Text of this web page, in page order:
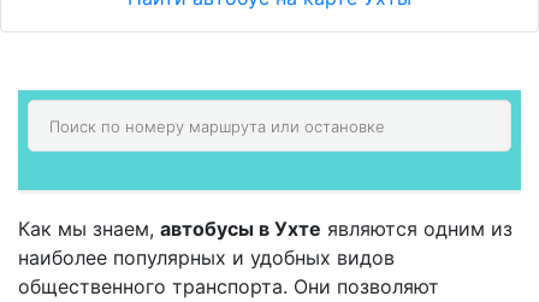
Как мы знаем, автобусы в Ухте являются одним из
наиболее популярных и удобных видов
общественного транспорта. Они позволяют